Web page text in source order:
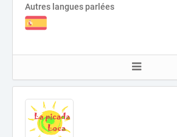
Autres langues parlées